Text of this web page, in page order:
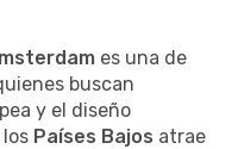
es una de
buscan
y el diseño
Países Bajos atrae